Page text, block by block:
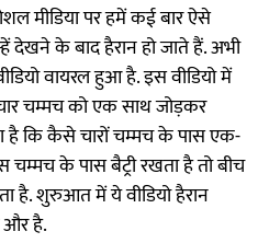
मीडिया पर हमें कई बार ऐसे
देखने के बाद हैरान हो जाते हैं. अभी
वायरल हुआ है. इस वीडियो में
चम्मच को एक साथ जोड़कर
है कि कैसे चारों चम्मच के पास एक-
चम्मच के पास बैट्री रखता है तो बीच
है. शुरुआत में ये वीडियो हैरान
है.